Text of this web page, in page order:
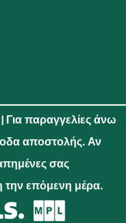
| Για παραγγελίες άνω
αποστολής. Αν
σας
την επόμενη μέρα.